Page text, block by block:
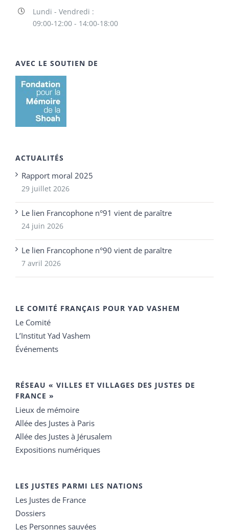
Lundi - Vendredi :
09:00-12:00 - 14:00-18:00
AVEC LE SOUTIEN DE
ACTUALITÉS
Rapport moral 2025
29 juillet 2026
Le lien Francophone n°91 vient de paraître
24 juin 2026
Le lien Francophone n°90 vient de paraître
7 avril 2026
LE COMITÉ FRANÇAIS POUR YAD VASHEM
Le Comité
L’Institut Yad Vashem
Événements
RÉSEAU « VILLES ET VILLAGES DES JUSTES DE
FRANCE »
Lieux de mémoire
Allée des Justes à Paris
Allée des Justes à Jérusalem
Expositions numériques
LES JUSTES PARMI LES NATIONS
Les Justes de France
Dossiers
Les Personnes sauvées